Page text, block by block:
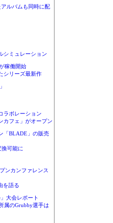
ルバムも同時に配
シミュレーション
稼働開始
シリーズ最新作
ラボレーション
カフェ」がオープン
「BLADE」の販売
可能に
ンカンファレンス
を語る
」大会レポート
属のGrubby選手は